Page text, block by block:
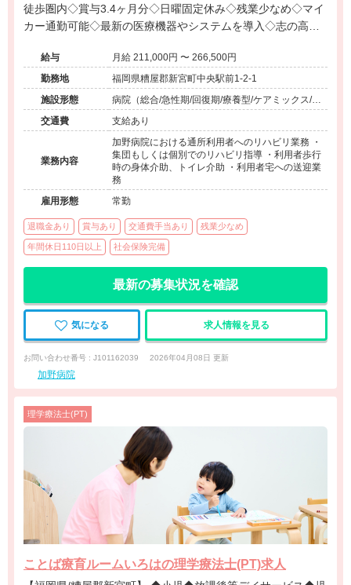
徒歩圏内◇賞与3.4ヶ月分◇日曜固定休み◇残業少なめ◇マイ
カー通勤可能◇最新の医療機器やシステムを導入◇志の高い
給与
月給 211,000円 〜 266,500円
勤務地
福岡県糟屋郡新宮町中央駅前1-2-1
施設形態
病院（総合/急性期/回復期/療養型/ケアミックス/外
来）、その他（その他）
交通費 支給あり
業務内容
加野病院における通所利用者へのリハビリ業務 ・
集団もしくは個別でのリハビリ指導 ・利用者歩行
時の身体介助、トイレ介助 ・利用者宅への送迎業
務
雇用形態
常勤
退職金あり 賞与あり 交通費手当あり 残業少なめ
年間休日110日以上 社会保険完備
最新の募集状況を確認
気になる 求人情報を見る
お問い合わせ番号 : J101162039 2026年04月08日 更新
加野病院
理学療法士(PT)
ことば療育ルームいろはの理学療法士(PT)求人